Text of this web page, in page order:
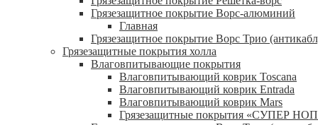
Грязезащитное покрытие Ворс-алюминий
Главная
Грязезащитное покрытие Ворс Трио
Грязезащитные покрытия холла
Влаговпитывающие покрытия
Влаговпитывающий коврик Toscana
Влаговпитывающий коврик Entrada
Влаговпитывающий коврик Mars
Грязезащитные покрытия «СУПЕР